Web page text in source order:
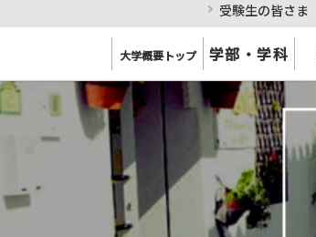
受験生の皆さま
大学概要トップ 学部・学科